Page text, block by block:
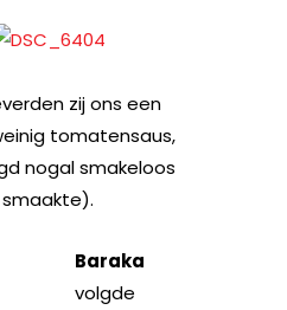
zij ons een
tomatensaus,
nogal smakeloos
Baraka
volgde